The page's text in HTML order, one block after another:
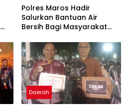
Polres Maros Hadir
Salurkan Bantuan Air
Bersih Bagi Masyarakat
Di Maros
Daerah